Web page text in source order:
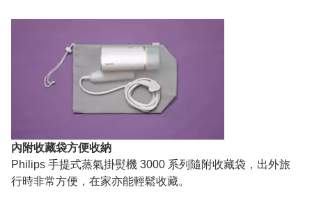
內附收藏袋方便收納
Philips 手提式蒸氣掛熨機 3000 系列隨附收藏袋，出外旅
行時非常方便，在家亦能輕鬆收藏。